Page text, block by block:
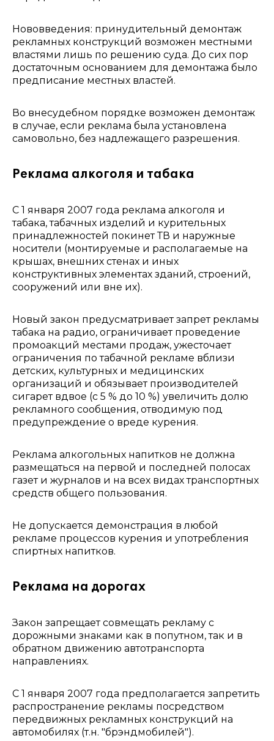
Нововведения: принудительный демонтаж
рекламных конструкций возможен местными
властями лишь по решению суда. До сих пор
достаточным основанием для демонтажа было
предписание местных властей.
Во внесудебном порядке возможен демонтаж
в случае, если реклама была установлена
самовольно, без надлежащего разрешения.
Реклама алкоголя и табака
С 1 января 2007 года реклама алкоголя и
табака, табачных изделий и курительных
принадлежностей покинет ТВ и наружные
носители (монтируемые и располагаемые на
крышах, внешних стенах и иных
конструктивных элементах зданий, строений,
сооружений или вне их).
Новый закон предусматривает запрет рекламы
табака на радио, ограничивает проведение
промоакций местами продаж, ужесточает
ограничения по табачной рекламе вблизи
детских, культурных и медицинских
организаций и обязывает производителей
сигарет вдвое (с 5 % до 10 %) увеличить долю
рекламного сообщения, отводимую под
предупреждение о вреде курения.
Реклама алкогольных напитков не должна
размещаться на первой и последней полосах
газет и журналов и на всех видах транспортных
средств общего пользования.
Не допускается демонстрация в любой
рекламе процессов курения и употребления
спиртных напитков.
Реклама на дорогах
Закон запрещает совмещать рекламу с
дорожными знаками как в попутном, так и в
обратном движению автотранспорта
направлениях.
С 1 января 2007 года предполагается запретить
распространение рекламы посредством
передвижных рекламных конструкций на
автомобилях (т.н. "брэндмобилей").